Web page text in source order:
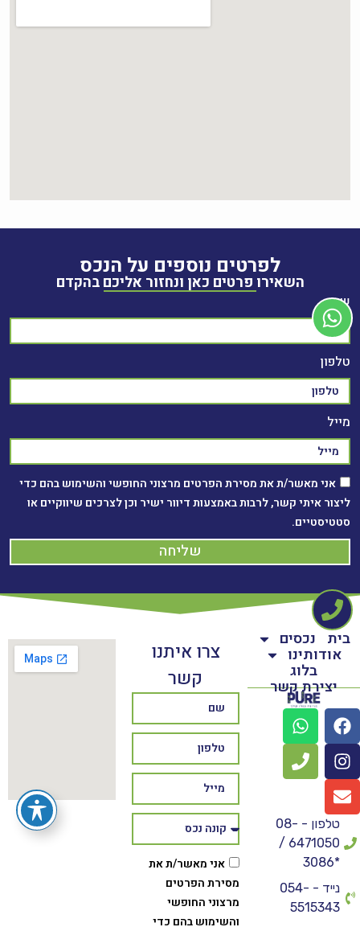
לפרטים נוספים על הנכס
השאירו פרטים כאן ונחזור אליכם בהקדם
שם
טלפון
מייל
אני מאשר/ת את מסירת הפרטים מרצוני החופשי והשימוש בהם כדי
ליצור איתי קשר, לרבות באמצעות דיוור ישיר וכן לצרכים שיווקיים או
סטטיסטיים.
שליחה
בית נכסים
אודותינו
בלוג
יצירת קשר
טלפון - 08-
6471050 /
*3086
נייד - 054-
5515343
צרו איתנו
קשר
אני מאשר/ת את
מסירת הפרטים
מרצוני החופשי
והשימוש בהם כדי